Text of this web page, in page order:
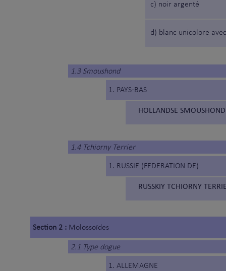
c) noir argenté
d) blanc unicolore
1.3 Smoushond
1. PAYS-BAS
HOLLANDSE
1.4 Tchiorny Terrier
1. RUSSIE (FEDERATION DE)
RUSSKIY TCHIORNY
Section 2 : Molossoïdes
2.1 Type dogue
1. ALLEMAGNE